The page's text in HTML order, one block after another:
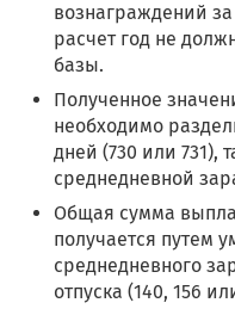
вознаграждений
расчет год не
базы.
Полученное
необходимо
дней (730 или 731),
среднедневной
Общая сумма
получается путем
среднедневного
отпуска (140, 156